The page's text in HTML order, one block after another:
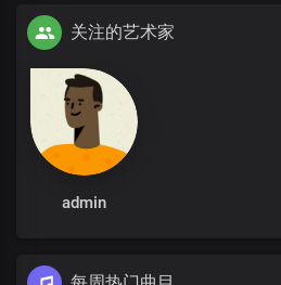
关注的艺术家
admin